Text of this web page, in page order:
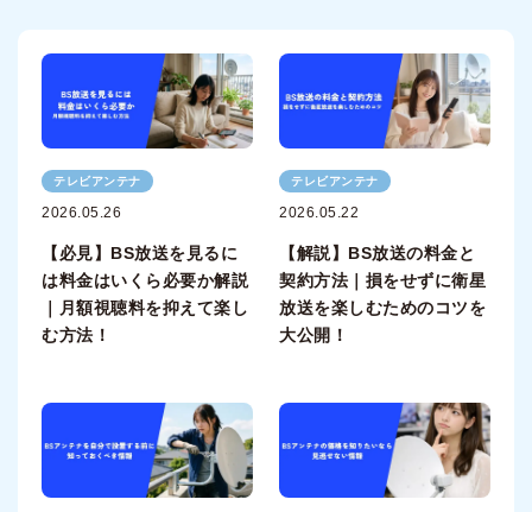
テレビアンテナ
2026.05.26
【必見】BS放送を見るに
は料金はいくら必要か解説
｜月額視聴料を抑えて楽し
む方法！
テレビアンテナ
2026.05.22
【解説】BS放送の料金と
契約方法｜損をせずに衛星
放送を楽しむためのコツを
大公開！